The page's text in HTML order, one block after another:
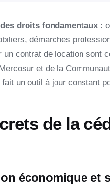
droits fondamentaux :
démarches
contrat de location sont
et de la
un outil à jour constant
de la
économique et